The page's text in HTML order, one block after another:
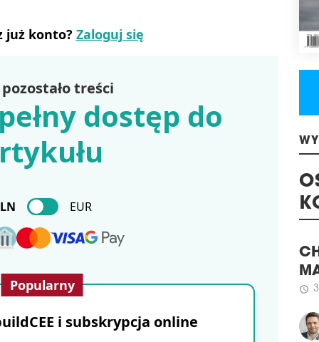
już konto? Zaloguj się
pozostało treści
dostęp do
EUR
Popularny
i subskrypcja online
Na
Na
schedule